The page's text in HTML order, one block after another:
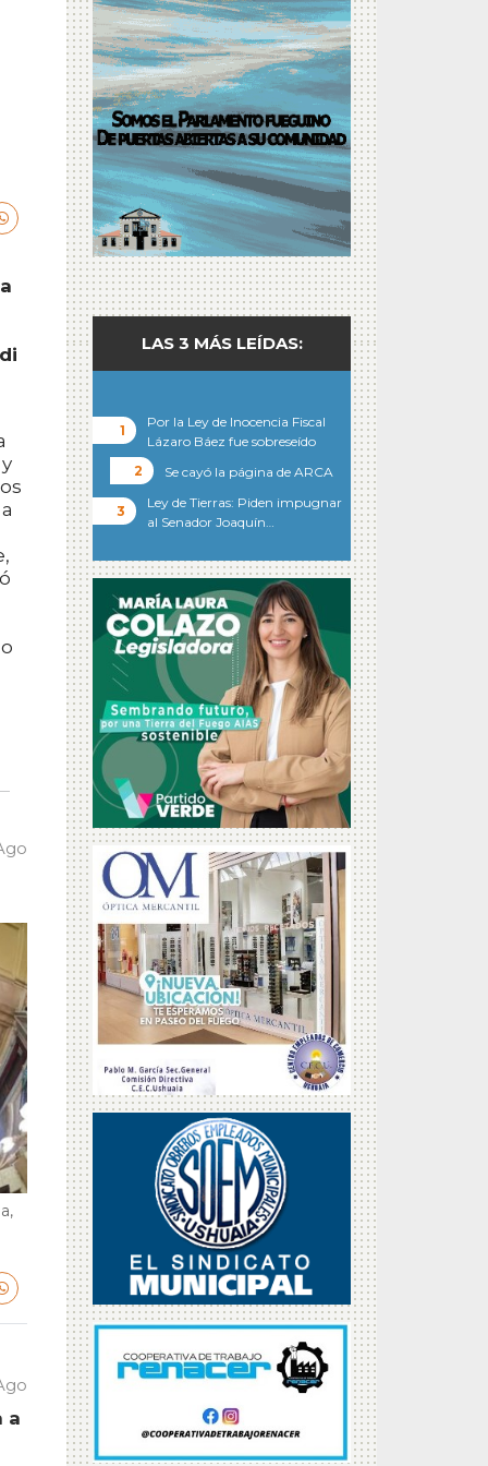
a
LAS 3 MÁS LEÍDAS:
Por la Ley de Inocencia Fiscal
Lázaro Báez fue sobreseído
Se cayó la página de ARCA
Ley de Tierras: Piden impugnar
al Senador Joaquín…